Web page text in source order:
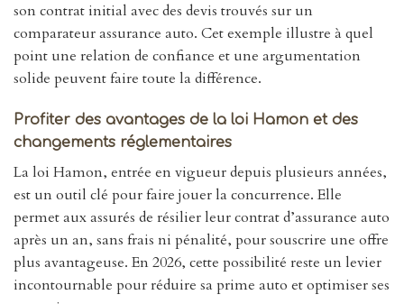
son contrat initial avec des devis trouvés sur un
comparateur assurance auto. Cet exemple illustre à quel
point une relation de confiance et une argumentation
solide peuvent faire toute la différence.
Profiter des avantages de la loi Hamon et des
changements réglementaires
La loi Hamon, entrée en vigueur depuis plusieurs années,
est un outil clé pour faire jouer la concurrence. Elle
permet aux assurés de résilier leur contrat d’assurance auto
après un an, sans frais ni pénalité, pour souscrire une offre
plus avantageuse. En 2026, cette possibilité reste un levier
incontournable pour réduire sa prime auto et optimiser ses